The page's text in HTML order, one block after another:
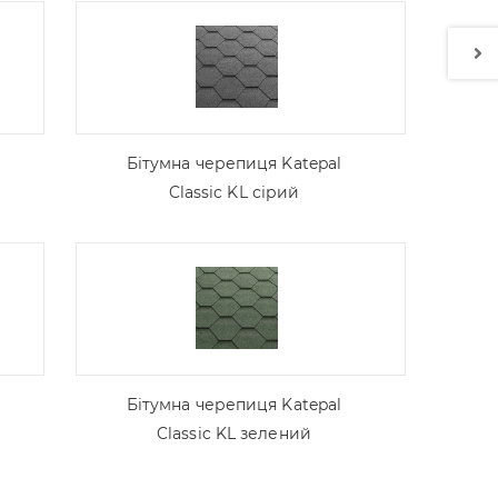
Бітумна черепиця Katepal
Classic KL сірий
Бітумна черепиця Katepal
Classic KL зелений